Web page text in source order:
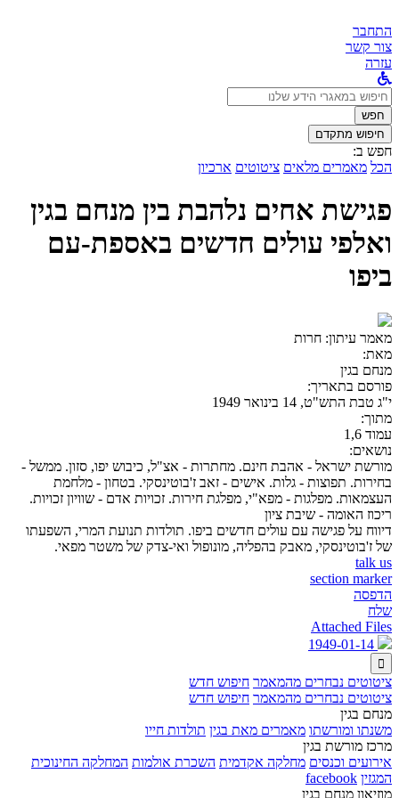
התחבר
צור קשר
עזרה
לחפש
ב:חפש
חיפוש מתקדם
חפש ב:
הכל מאמרים מלאים ציטוטים ארכיון
פגישת אחים נלהבת בין מנחם בגין
ואלפי עולים חדשים באספת-עם
ביפו
מאמר עיתון: חרות
מאת:
מנחם בגין
פורסם בתאריך:
י"ג טבת התש"ט, 14 בינואר 1949
מתוך:
עמוד 1,6
נושאים:
מורשת ישראל - אהבת חינם. מחתרות - אצ"ל, כיבוש יפו, סזון. ממשל -
בחירות. תפוצות - גלות. אישים - זאב ז'בוטינסקי. בטחון - מלחמת
העצמאות. מפלגות - מפא"י, מפלגת חירות. זכויות אדם - שוויון זכויות.
ריכוז האומה - שיבת ציון
דיווח על פגישה עם עולים חדשים ביפו. תולדות תנועת המרי, השפעתו
של ז'בוטינסקי, מאבק בהפליה, מונופול ואי-צדק של משטר מפאי.
talk us
section marker
הדפסה
שלח
Attached Files

ציטוטים נבחרים מהמאמר חיפוש חדש
ציטוטים נבחרים מהמאמר חיפוש חדש
מנחם בגין
משנתו ומורשתו מאמרים מאת בגין תולדות חייו
מרכז מורשת בגין
אירועים וכנסים מחלקה אקדמית השכרת אולמות המחלקה החינוכית
המגזין facebook
מוזיאון מנחם בגין